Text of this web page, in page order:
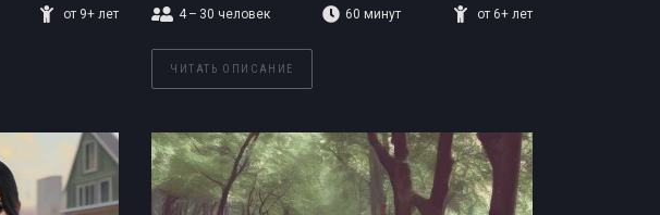
от 9+ лет 4 – 30 человек 60 минут от 6+ лет
ЧИТАТЬ ОПИСАНИЕ